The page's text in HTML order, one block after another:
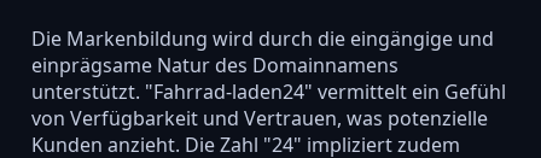
Die Markenbildung wird durch die eingängige und
einprägsame Natur des Domainnamens
unterstützt. "Fahrrad-laden24" vermittelt ein Gefühl
von Verfügbarkeit und Vertrauen, was potenzielle
Kunden anzieht. Die Zahl "24" impliziert zudem